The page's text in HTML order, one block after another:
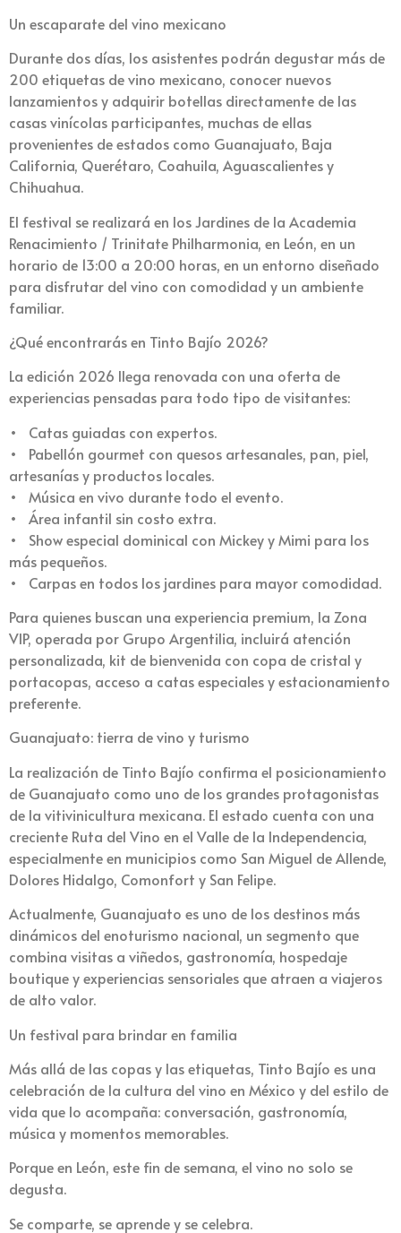
Un escaparate del vino mexicano
Durante dos días, los asistentes podrán degustar más de
200 etiquetas de vino mexicano, conocer nuevos
lanzamientos y adquirir botellas directamente de las
casas vinícolas participantes, muchas de ellas
provenientes de estados como Guanajuato, Baja
California, Querétaro, Coahuila, Aguascalientes y
Chihuahua.
El festival se realizará en los Jardines de la Academia
Renacimiento / Trinitate Philharmonia, en León, en un
horario de 13:00 a 20:00 horas, en un entorno diseñado
para disfrutar del vino con comodidad y un ambiente
familiar.
¿Qué encontrarás en Tinto Bajío 2026?
La edición 2026 llega renovada con una oferta de
experiencias pensadas para todo tipo de visitantes:
•⁠ ⁠ Catas guiadas con expertos.
•⁠ ⁠ Pabellón gourmet con quesos artesanales, pan, piel,
artesanías y productos locales.
•⁠ ⁠ Música en vivo durante todo el evento.
•⁠ ⁠ Área infantil sin costo extra.
•⁠ ⁠ Show especial dominical con Mickey y Mimi para los
más pequeños.
•⁠ ⁠ Carpas en todos los jardines para mayor comodidad.
Para quienes buscan una experiencia premium, la Zona
VIP, operada por Grupo Argentilia, incluirá atención
personalizada, kit de bienvenida con copa de cristal y
portacopas, acceso a catas especiales y estacionamiento
preferente.
Guanajuato: tierra de vino y turismo
La realización de Tinto Bajío confirma el posicionamiento
de Guanajuato como uno de los grandes protagonistas
de la vitivinicultura mexicana. El estado cuenta con una
creciente Ruta del Vino en el Valle de la Independencia,
especialmente en municipios como San Miguel de Allende,
Dolores Hidalgo, Comonfort y San Felipe.
Actualmente, Guanajuato es uno de los destinos más
dinámicos del enoturismo nacional, un segmento que
combina visitas a viñedos, gastronomía, hospedaje
boutique y experiencias sensoriales que atraen a viajeros
de alto valor.
Un festival para brindar en familia
Más allá de las copas y las etiquetas, Tinto Bajío es una
celebración de la cultura del vino en México y del estilo de
vida que lo acompaña: conversación, gastronomía,
música y momentos memorables.
Porque en León, este fin de semana, el vino no solo se
degusta.
Se comparte, se aprende y se celebra.